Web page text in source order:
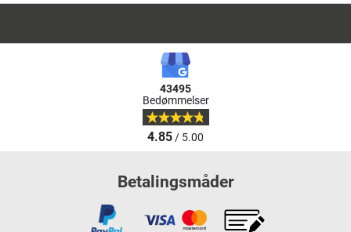
43495
Bedømmelser
4.85/ 5.00
Betalingsmåder